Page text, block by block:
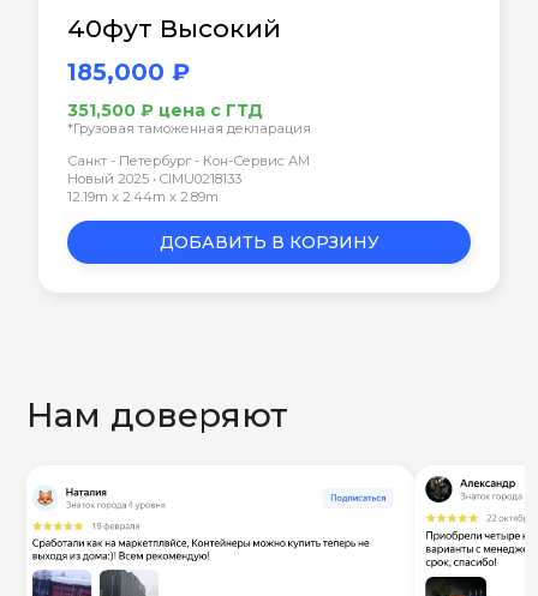
40фут Высокий
185,000 ₽
351,500 ₽ цена с ГТД
*Грузовая таможенная декларация
Санкт - Петербург - Кон-Сервис АМ
Новый 2025 • CIMU0218133
12.19m x 2.44m x 2.89m
ДОБАВИТЬ В КОРЗИНУ
Нам доверяют